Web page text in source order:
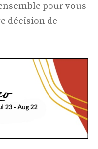
pour vous
décision de